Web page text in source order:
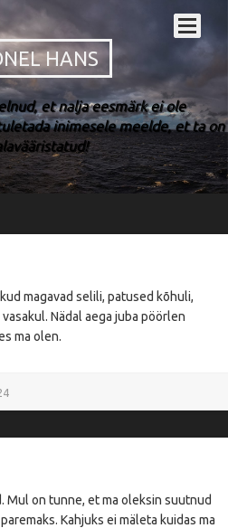
HANS
et nalja eesmärk ei ole
inimesele meelde, et ta on
magavad selili, patused kõhuli,
Nädal aega juba pöörlen
ma olen.
Mul on tunne, et ma oleksin suutnud
Kahjuks ei mäleta kuidas ma